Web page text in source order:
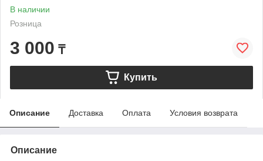
В наличии
Розница
3 000 ₸
Купить
Описание Доставка Оплата Условия возврата
Описание